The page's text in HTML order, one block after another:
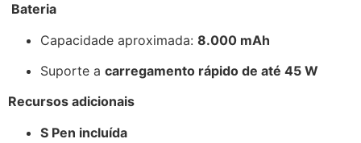
Bateria
Capacidade aproximada: 8.000 mAh
Suporte a carregamento rápido de até 45 W
Recursos adicionais
S Pen incluída